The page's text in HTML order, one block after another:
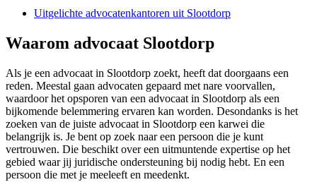
Uitgelichte advocatenkantoren uit Slootdorp
Waarom advocaat Slootdorp
Als je een advocaat in Slootdorp zoekt, heeft dat doorgaans een
reden. Meestal gaan advocaten gepaard met nare voorvallen,
waardoor het opsporen van een advocaat in Slootdorp als een
bijkomende belemmering ervaren kan worden. Desondanks is het
zoeken van de juiste advocaat in Slootdorp een karwei die
belangrijk is. Je bent op zoek naar een persoon die je kunt
vertrouwen. Die beschikt over een uitmuntende expertise op het
gebied waar jij juridische ondersteuning bij nodig hebt. En een
persoon die met je meeleeft en meedenkt.